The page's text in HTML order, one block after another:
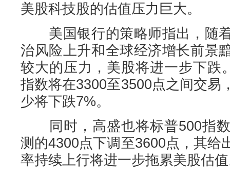
美股科技股的估值压力巨大。
美国银行的策略师指出，随
治风险上升和全球经济增长前景
较大的压力，美股将进一步下跌
指数将在3300至3500点之间交易
少将下跌7%。
同时，高盛也将标普500指数
测的4300点下调至3600点，其给
率持续上行将进一步拖累美股估